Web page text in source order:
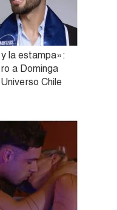
la estampa»:
a Dominga
Chile